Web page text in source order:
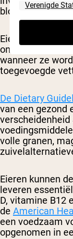
bloed.
Eieren kunnen
onderdeel van
wanneer ze
toegevoegde
De Dietary
van een gezond
volle granen,
Eieren kunnen
leveren
D, vitamine B12
de American
een voedzaam
opgenomen in